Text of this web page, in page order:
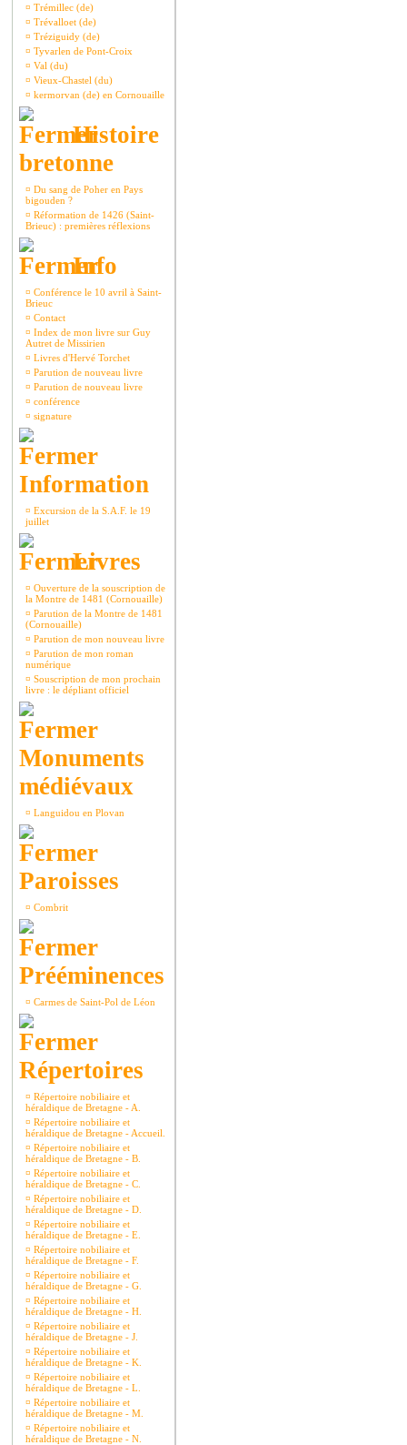
¤ Trémillec (de)
¤ Trévalloet (de)
¤ Tréziguidy (de)
¤ Tyvarlen de Pont-Croix
¤ Val (du)
¤ Vieux-Chastel (du)
¤ kermorvan (de) en Cornouaille
Histoire
bretonne
¤ Du sang de Poher en Pays
bigouden ?
¤ Réformation de 1426 (Saint-
Brieuc) : premières réflexions
Info
¤ Conférence le 10 avril à Saint-
Brieuc
¤ Contact
¤ Index de mon livre sur Guy
Autret de Missirien
¤ Livres d'Hervé Torchet
¤ Parution de nouveau livre
¤ Parution de nouveau livre
¤ conférence
¤ signature
Information
¤ Excursion de la S.A.F. le 19
juillet
Livres
¤ Ouverture de la souscription de
la Montre de 1481 (Cornouaille)
¤ Parution de la Montre de 1481
(Cornouaille)
¤ Parution de mon nouveau livre
¤ Parution de mon roman
numérique
¤ Souscription de mon prochain
livre : le dépliant officiel
Monuments
médiévaux
¤ Languidou en Plovan
Paroisses
¤ Combrit
Prééminences
¤ Carmes de Saint-Pol de Léon
Répertoires
¤ Répertoire nobiliaire et
héraldique de Bretagne - A.
¤ Répertoire nobiliaire et
héraldique de Bretagne - Accueil.
¤ Répertoire nobiliaire et
héraldique de Bretagne - B.
¤ Répertoire nobiliaire et
héraldique de Bretagne - C.
¤ Répertoire nobiliaire et
héraldique de Bretagne - D.
¤ Répertoire nobiliaire et
héraldique de Bretagne - E.
¤ Répertoire nobiliaire et
héraldique de Bretagne - F.
¤ Répertoire nobiliaire et
héraldique de Bretagne - G.
¤ Répertoire nobiliaire et
héraldique de Bretagne - H.
¤ Répertoire nobiliaire et
héraldique de Bretagne - J.
¤ Répertoire nobiliaire et
héraldique de Bretagne - K.
¤ Répertoire nobiliaire et
héraldique de Bretagne - L.
¤ Répertoire nobiliaire et
héraldique de Bretagne - M.
¤ Répertoire nobiliaire et
héraldique de Bretagne - N.